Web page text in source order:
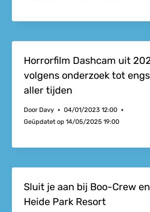
Horrorfilm Dashcam uit
volgens onderzoek tot
aller tijden
Door Davy
04/01/2023 12:00
Geüpdatet op 14/05/2025 19:00
Sluit je aan bij Boo-Crew
Heide Park Resort